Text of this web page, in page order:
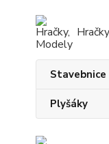
Stavebnice
Plyšáky